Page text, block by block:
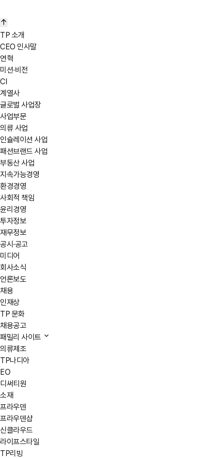
TP 소개
CEO 인사말
연혁
미션·비전
CI
계열사
글로벌 사업장
사업부문
의류 사업
인슐레이션 사업
패션브랜드 사업
부동산 사업
지속가능경영
환경경영
사회적 책임
윤리경영
투자정보
재무정보
공시·공고
미디어
회사소식
언론보도
채용
인재상
TP 문화
채용공고
패밀리 사이트
의류제조
TP나디아
EO
디써티원
소재
프라우덴
프라우덴샵
신클라우드
라이프스타일
TP리빙